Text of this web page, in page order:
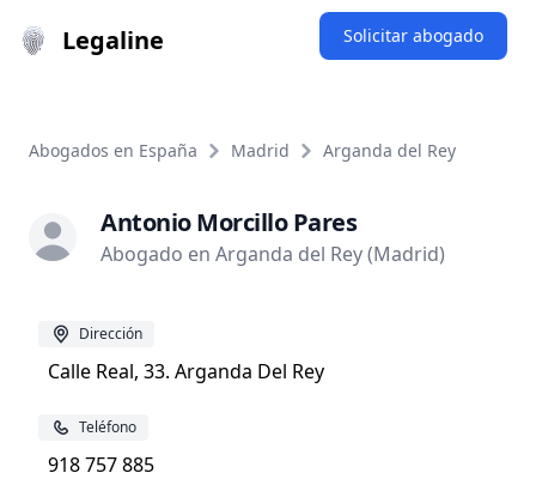
Legaline Solicitar abogado
Abogados en España Madrid Arganda del Rey
Antonio Morcillo Pares
Abogado en Arganda del Rey (Madrid)
Dirección
Calle Real, 33. Arganda Del Rey
Teléfono
918 757 885